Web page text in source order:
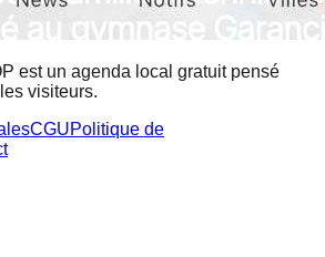
est un agenda local gratuit pensé
visiteurs.
CGUPolitique de